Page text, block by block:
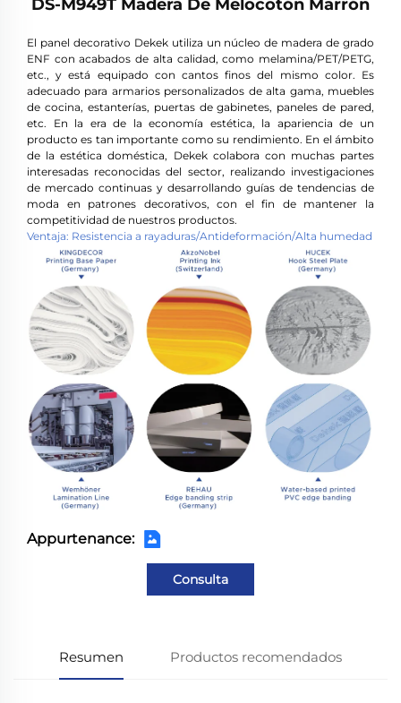
DS-M949T Madera De Melocotón Marrón
El panel decorativo Dekek utiliza un núcleo de madera de grado
ENF con acabados de alta calidad, como melamina/PET/PETG,
etc., y está equipado con cantos finos del mismo color. Es
adecuado para armarios personalizados de alta gama, muebles
de cocina, estanterías, puertas de gabinetes, paneles de pared,
etc. En la era de la economía estética, la apariencia de un
producto es tan importante como su rendimiento. En el ámbito
de la estética doméstica, Dekek colabora con muchas partes
interesadas reconocidas del sector, realizando investigaciones
de mercado continuas y desarrollando guías de tendencias de
moda en patrones decorativos, con el fin de mantener la
competitividad de nuestros productos.
Ventaja: Resistencia a rayaduras/Antideformación/Alta humedad
Appurtenance:
Consulta
Resumen Productos recomendados